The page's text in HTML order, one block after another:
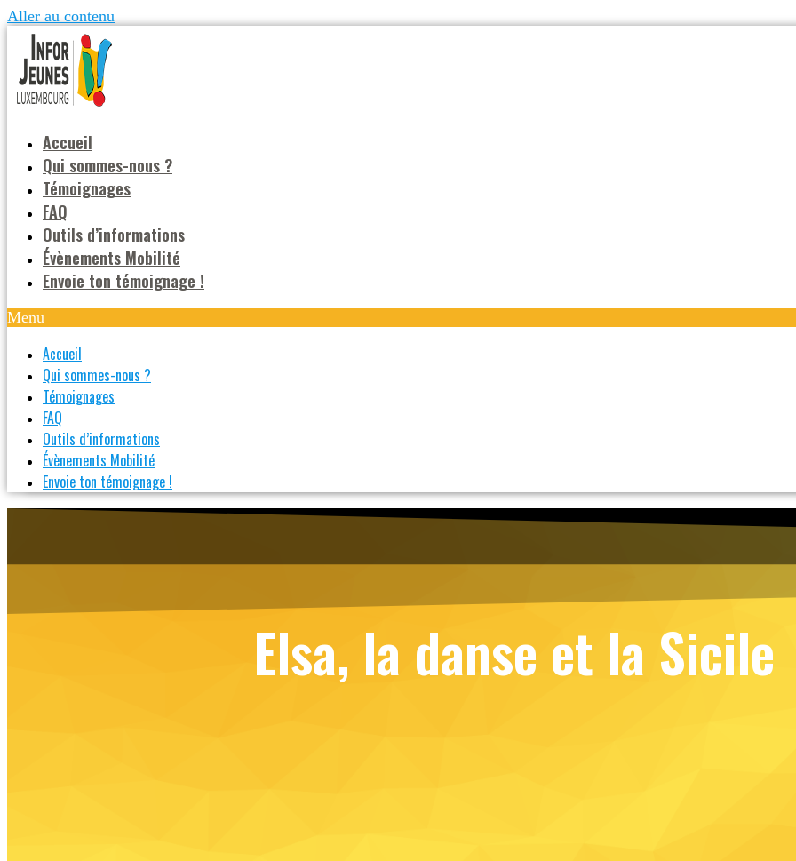
Aller au contenu
Accueil
Qui sommes-nous ?
Témoignages
FAQ
Outils d’informations
Évènements Mobilité
Envoie ton témoignage !
Menu
Accueil
Qui sommes-nous ?
Témoignages
FAQ
Outils d’informations
Évènements Mobilité
Envoie ton témoignage !
Elsa, la danse et la Sicile